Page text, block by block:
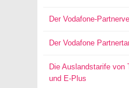
Der Vodafone-
Der Vodafone
Die Auslandstarife von
und E-Plus